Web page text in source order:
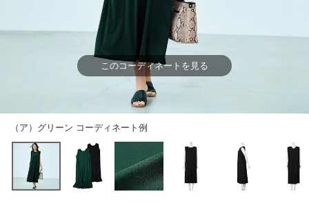
このコーディネートを見る
（ア）グリーン コーディネート例